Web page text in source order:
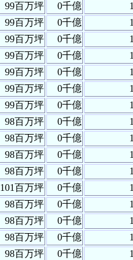
99百万坪 0千億
99百万坪 0千億
99百万坪 0千億
99百万坪 0千億
99百万坪 0千億
99百万坪 0千億
99百万坪 0千億
98百万坪 0千億
98百万坪 0千億
98百万坪 0千億
98百万坪 0千億
101百万坪 0千億
98百万坪 0千億
98百万坪 0千億
98百万坪 0千億
98百万坪 0千億